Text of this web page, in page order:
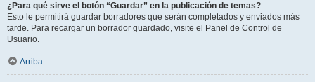
¿Para qué sirve el botón “Guardar” en la publicación de temas?
Esto le permitirá guardar borradores que serán completados y enviados más
tarde. Para recargar un borrador guardado, visite el Panel de Control de
Usuario.
Arriba